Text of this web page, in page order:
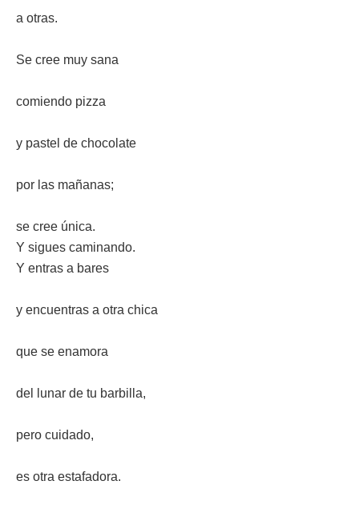
a otras.
Se cree muy sana
comiendo pizza
y pastel de chocolate
por las mañanas;
se cree única.
Y sigues caminando.
Y entras a bares
y encuentras a otra chica
que se enamora
del lunar de tu barbilla,
pero cuidado,
es otra estafadora.